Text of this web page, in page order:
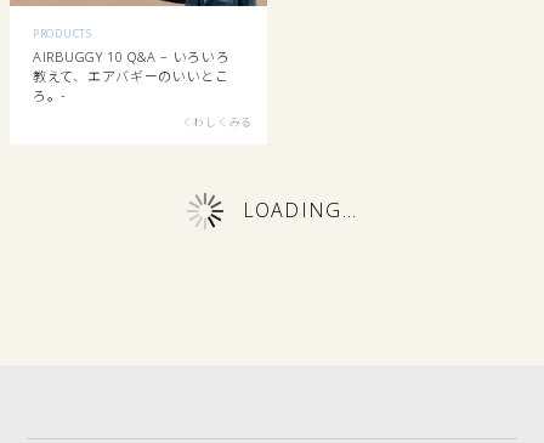
PRODUCTS
AIRBUGGY 10 Q&A – いろいろ
教えて、エアバギーのいいとこ
ろ。-
くわしくみる
LOADING...